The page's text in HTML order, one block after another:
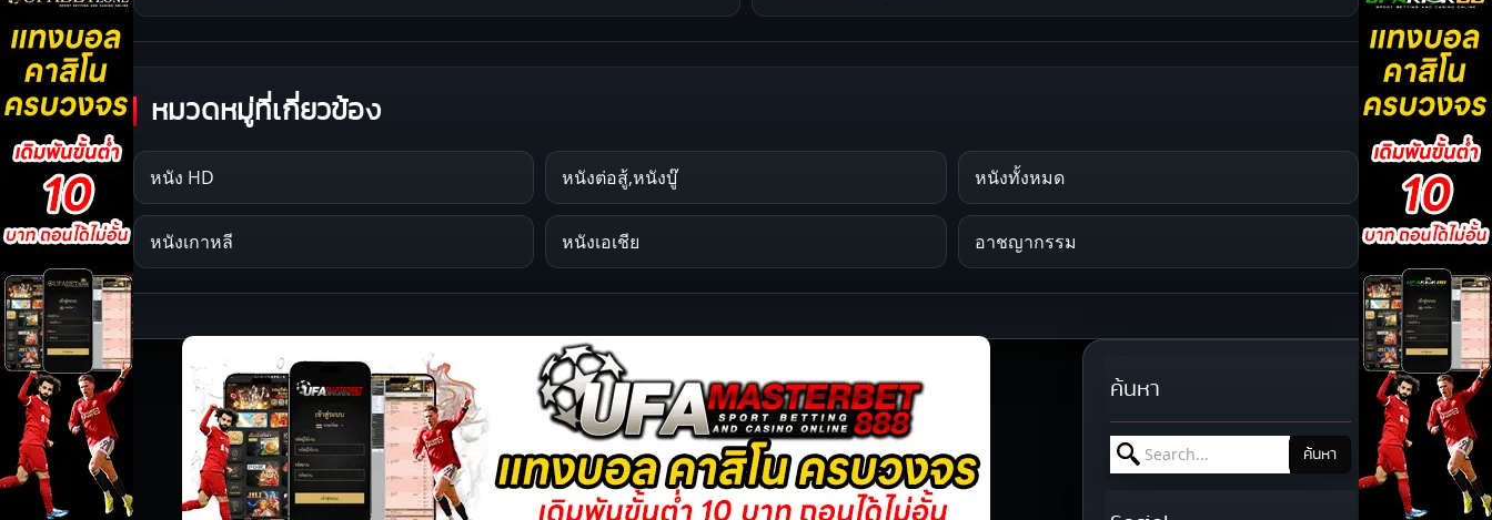
หมวดหมู่ที่เกี่ยวข้อง
หนัง HD หนังต่อสู้,หนังบู๊ หนังทั้งหมด
หนังเกาหลี หนังเอเชีย อาชญากรรม
ค้นหา
Search for: ค้นหา